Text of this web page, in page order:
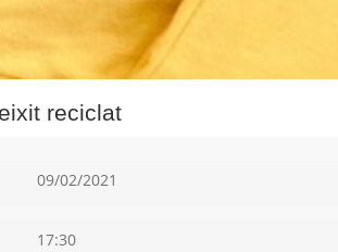
reciclat
09/02/2021
17:30